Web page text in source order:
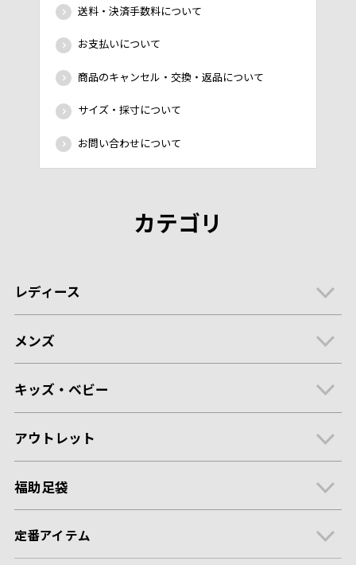
送料・決済手数料について
お支払いについて
商品のキャンセル・交換・返品について
サイズ・採寸について
お問い合わせについて
カテゴリ
レディース
メンズ
キッズ・ベビー
アウトレット
福助足袋
定番アイテム